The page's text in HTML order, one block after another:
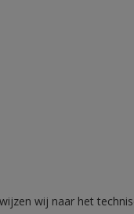
wij naar het